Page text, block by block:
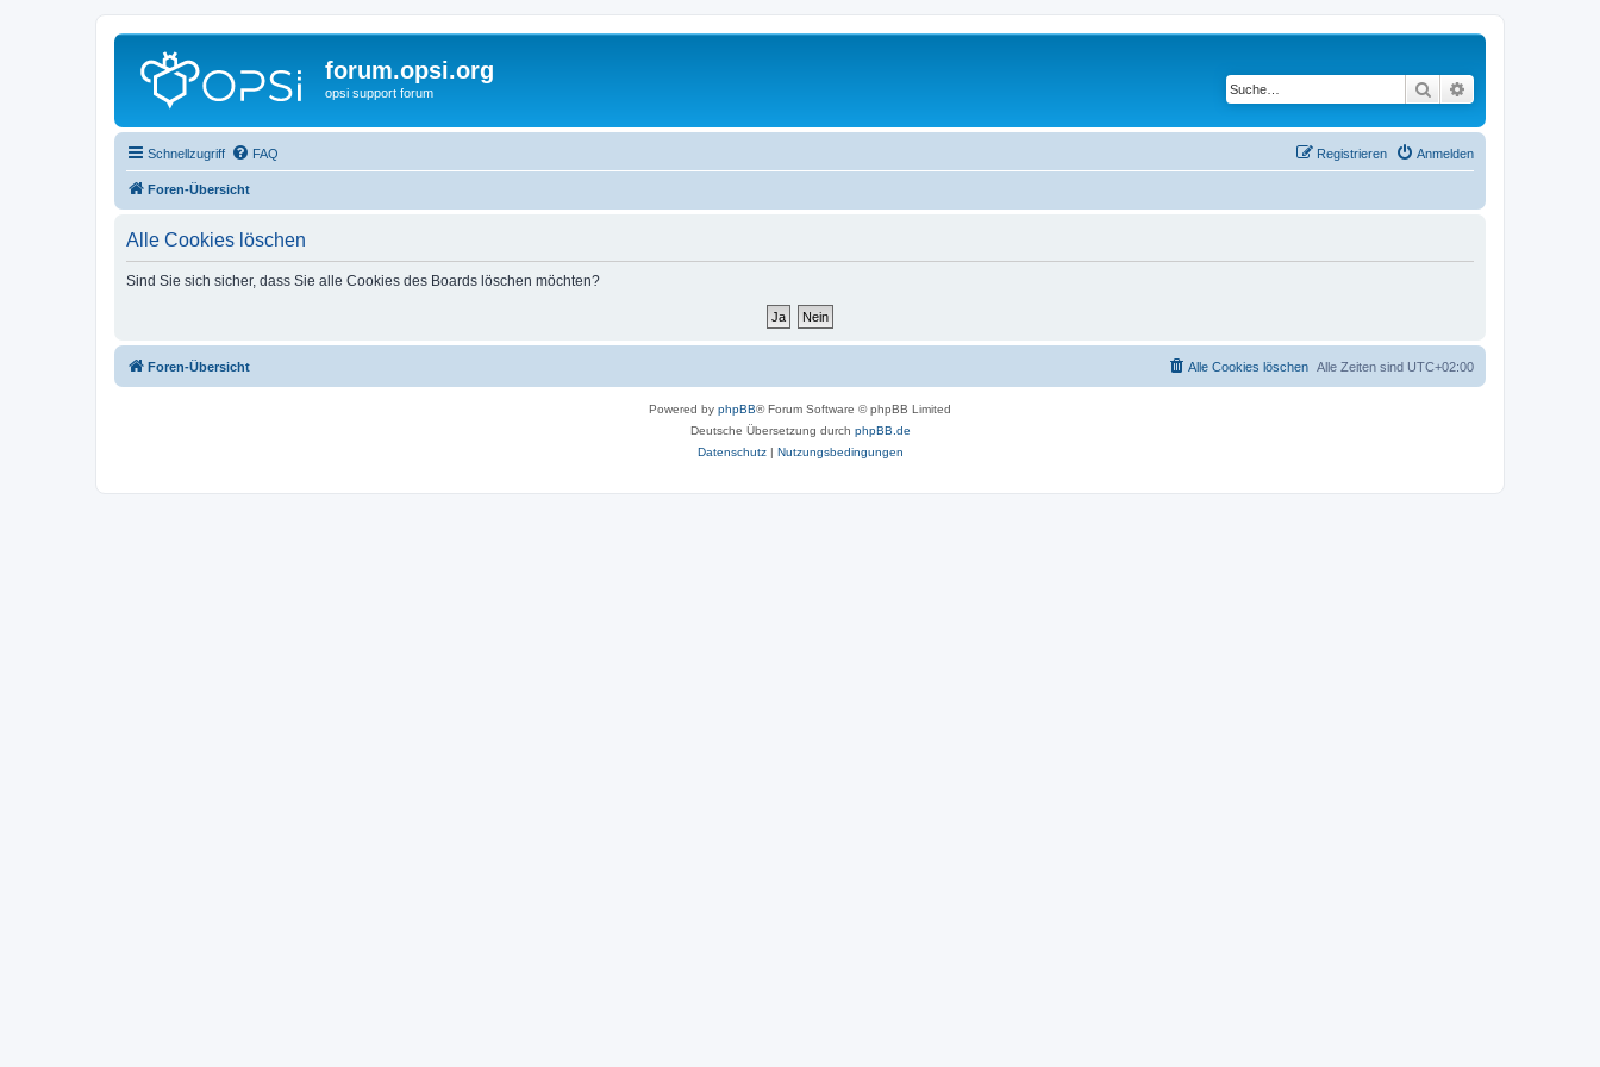
forum.opsi.org
opsi support forum Suche
Schnellzugriff FAQ Anmelden
Registrieren
Foren-Übersicht
Alle Cookies löschen
Sind Sie sich sicher, dass Sie alle Cookies des Boards löschen möchten?
Foren-Übersicht Alle Zeiten sind UTC+02:00
Alle Cookies löschen
Powered by phpBB® Forum Software © phpBB Limited
Deutsche Übersetzung durch phpBB.de
Datenschutz| Nutzungsbedingungen